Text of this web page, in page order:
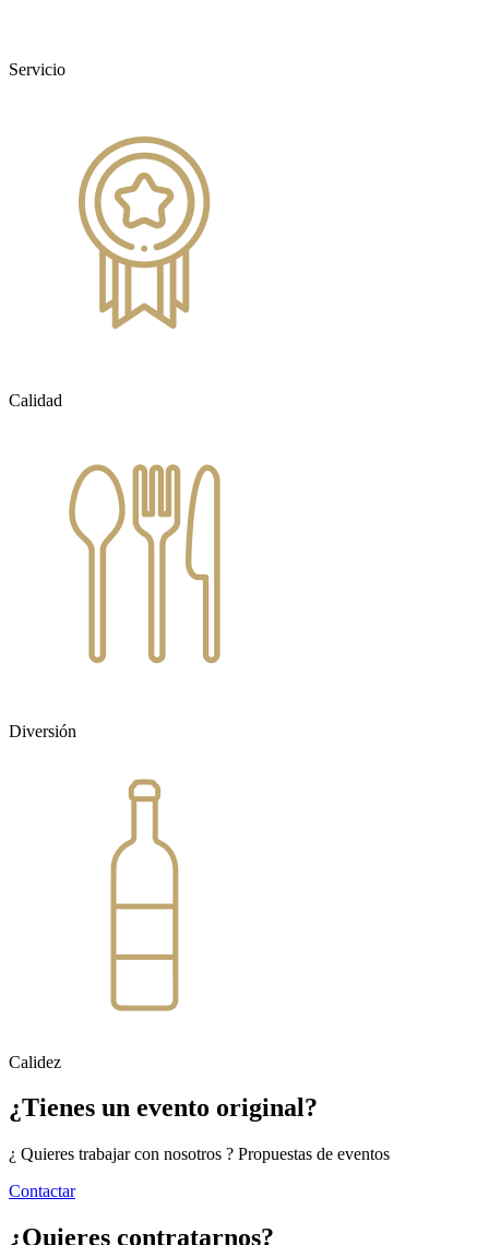
Servicio
Calidad
Diversión
Calidez
¿Tienes un evento original?
¿ Quieres trabajar con nosotros ? Propuestas de eventos
Contactar
¿Quieres contratarnos?